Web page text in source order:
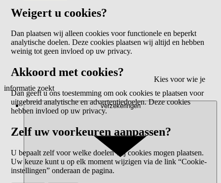
Kies voor wie je
informatie zoekt
Verzekeringen
Weigert u cookies?
Dan plaatsen wij alleen cookies voor functionele en beperkt
analytische doelen. Deze cookies plaatsen wij altijd en hebben
weinig tot geen invloed op uw privacy.
Akkoord met cookies?
Dan geeft u ons toestemming om ook cookies te plaatsen voor
uitgebreid analytische en advertentiedoelen. Deze cookies
hebben invloed op uw privacy.
Zelf uw voorkeuren aanpassen?
U bepaalt zelf voor welke doelen wij cookies mogen plaatsen.
Uw keuze kunt u op elk moment wijzigen via de link “Cookie-
instellingen” onderaan de pagina.